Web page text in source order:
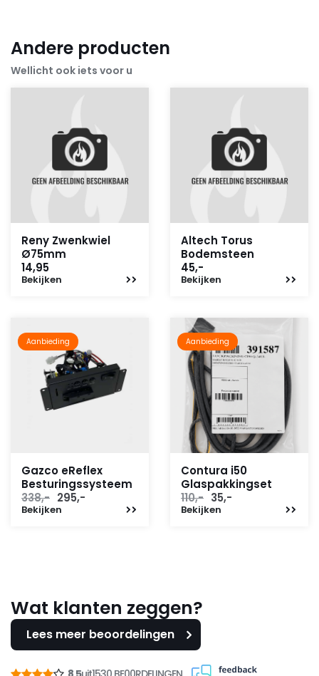
Andere producten
Wellicht ook iets voor u
Reny Zwenkwiel
Ø75mm
14,95
Bekijken
Altech Torus
Bodemsteen
45,-
Bekijken
Aanbieding
Gazco eReflex
Besturingssysteem
338,- Oorspronkelijke
prijs
295,-
Bekijken
Aanbieding
Contura i50
Glaspakkingset
110,- Oorspronkelijke
prijs
35,-
Bekijken
Wat klanten zeggen?
Lees meer beoordelingen